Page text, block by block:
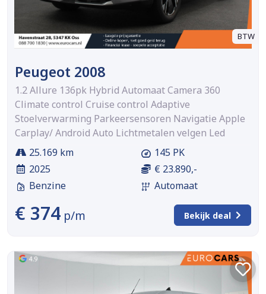
BTW
Peugeot 2008
1.2 Allure 136pk Hybrid Automaat Camera 360
Climate control Cruise control Adaptive
Stoelverwarming Parkeersensoren Navigatie Apple
Carplay/ Android Auto Lichtmetalen velgen Led
25.169 km
2025
Benzine
145 PK
€ 23.890,-
Automaat
€ 374 p/m Bekijk deal